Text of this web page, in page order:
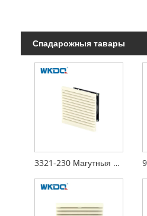
Спадарожныя тавары
3321-230 Магутныя восевыя вентылятары Электрычная шафа Паветраны фільтр Выгнутая структура паверхні